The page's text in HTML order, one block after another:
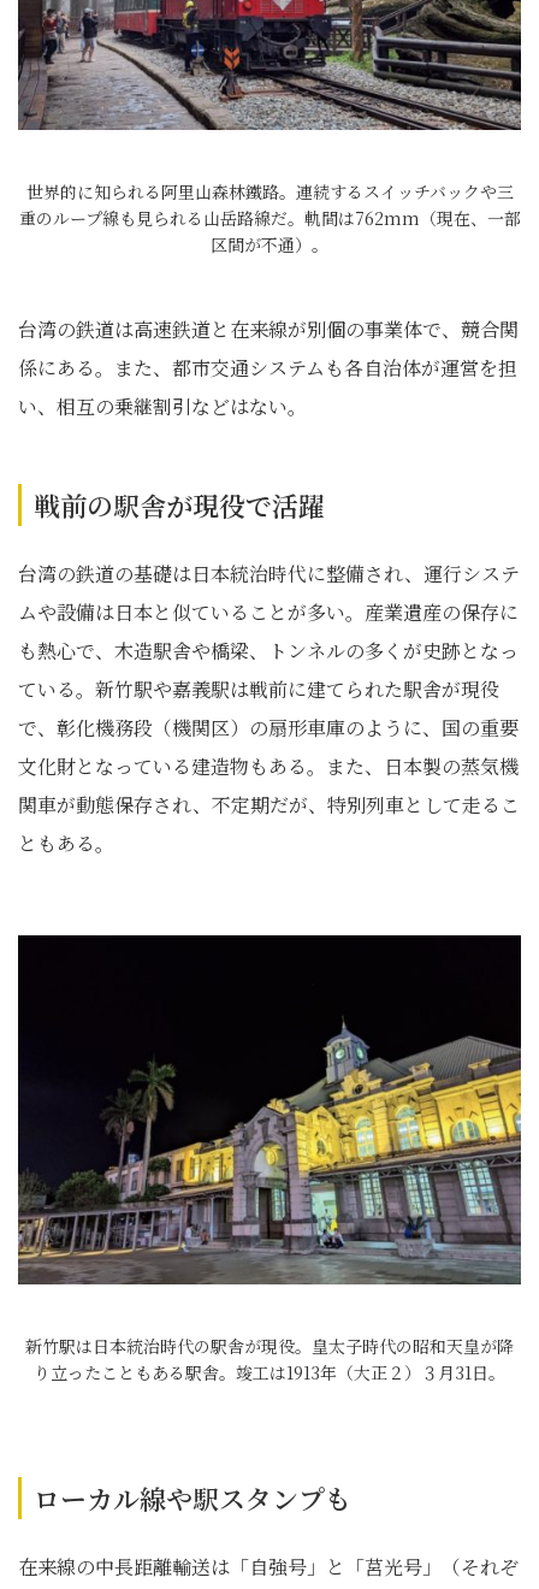
世界的に知られる阿里山森林鐵路。連続するスイッチバックや三
重のループ線も見られる山岳路線だ。軌間は762mm（現在、一部
区間が不通）。
台湾の鉄道は高速鉄道と在来線が別個の事業体で、競合関
係にある。また、都市交通システムも各自治体が運営を担
い、相互の乗継割引などはない。
戦前の駅舎が現役で活躍
台湾の鉄道の基礎は日本統治時代に整備され、運行システ
ムや設備は日本と似ていることが多い。産業遺産の保存に
も熱心で、木造駅舎や橋梁、トンネルの多くが史跡となっ
ている。新竹駅や嘉義駅は戦前に建てられた駅舎が現役
で、彰化機務段（機関区）の扇形車庫のように、国の重要
文化財となっている建造物もある。また、日本製の蒸気機
関車が動態保存され、不定期だが、特別列車として走るこ
ともある。
新竹駅は日本統治時代の駅舎が現役。皇太子時代の昭和天皇が降
り立ったこともある駅舎。竣工は1913年（大正２）３月31日。
ローカル線や駅スタンプも
在来線の中長距離輸送は「自強号」と「莒光号」（それぞ